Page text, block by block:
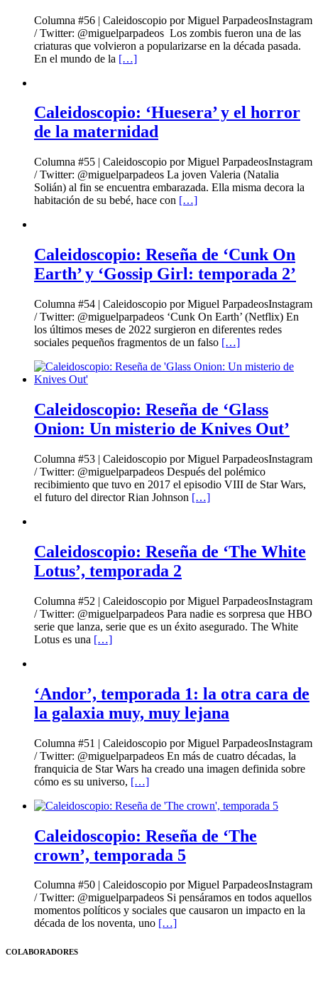
Columna #56 | Caleidoscopio por Miguel ParpadeosInstagram
/ Twitter: @miguelparpadeos Los zombis fueron una de las
criaturas que volvieron a popularizarse en la década pasada.
En el mundo de la […]
Caleidoscopio: ‘Huesera’ y el horror
de la maternidad
Columna #55 | Caleidoscopio por Miguel ParpadeosInstagram
/ Twitter: @miguelparpadeos La joven Valeria (Natalia
Solián) al fin se encuentra embarazada. Ella misma decora la
habitación de su bebé, hace con […]
Caleidoscopio: Reseña de ‘Cunk On
Earth’ y ‘Gossip Girl: temporada 2’
Columna #54 | Caleidoscopio por Miguel ParpadeosInstagram
/ Twitter: @miguelparpadeos ‘Cunk On Earth’ (Netflix) En
los últimos meses de 2022 surgieron en diferentes redes
sociales pequeños fragmentos de un falso […]
Caleidoscopio: Reseña de ‘Glass
Onion: Un misterio de Knives Out’
Columna #53 | Caleidoscopio por Miguel ParpadeosInstagram
/ Twitter: @miguelparpadeos Después del polémico
recibimiento que tuvo en 2017 el episodio VIII de Star Wars,
el futuro del director Rian Johnson […]
Caleidoscopio: Reseña de ‘The White
Lotus’, temporada 2
Columna #52 | Caleidoscopio por Miguel ParpadeosInstagram
/ Twitter: @miguelparpadeos Para nadie es sorpresa que HBO
serie que lanza, serie que es un éxito asegurado. The White
Lotus es una […]
‘Andor’, temporada 1: la otra cara de
la galaxia muy, muy lejana
Columna #51 | Caleidoscopio por Miguel ParpadeosInstagram
/ Twitter: @miguelparpadeos En más de cuatro décadas, la
franquicia de Star Wars ha creado una imagen definida sobre
cómo es su universo, […]
Caleidoscopio: Reseña de ‘The
crown’, temporada 5
Columna #50 | Caleidoscopio por Miguel ParpadeosInstagram
/ Twitter: @miguelparpadeos Si pensáramos en todos aquellos
momentos políticos y sociales que causaron un impacto en la
década de los noventa, uno […]
COLABORADORES